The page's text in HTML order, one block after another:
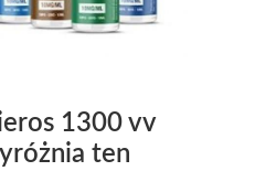
1300 vv
ten